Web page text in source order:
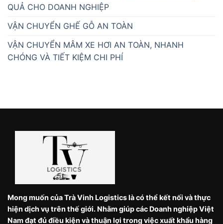
QUẢ CHO DOANH NGHIỆP
VẬN CHUYỂN GHẾ GỖ AN TOÀN
VẬN CHUYỂN MÂM XE HƠI AN TOÀN, NHANH
CHÓNG VÀ TIẾT KIỆM CHI PHÍ
Mong muốn của Trà Vinh Logistics là có thể kết nối và thực
hiện dịch vụ trên thế giới. Nhằm giúp các Doanh nghiệp Việt
Nam đạt đủ điều kiện và thuận lợi trong việc xuất khẩu hàng